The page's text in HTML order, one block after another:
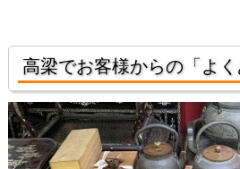
高梁でお客様からの「よく